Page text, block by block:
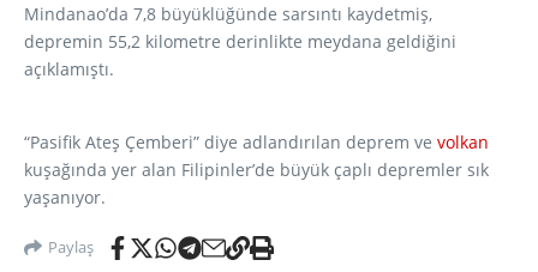
Mindanao’da 7,8 büyüklüğünde sarsıntı kaydetmiş,
depremin 55,2 kilometre derinlikte meydana geldiğini
açıklamıştı.
“Pasifik Ateş Çemberi” diye adlandırılan deprem ve volkan
kuşağında yer alan Filipinler’de büyük çaplı depremler sık
yaşanıyor.
Paylaş